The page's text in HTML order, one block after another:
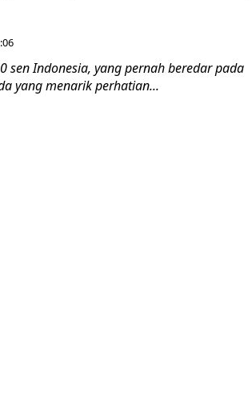
sen Indonesia, yang pernah beredar pada
yang menarik perhatian...